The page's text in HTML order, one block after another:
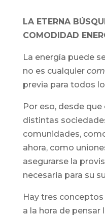
LA ETERNA
COMODIDAD
La energía puede
no es cualquier
previa para todos
Por eso, desde
distintas
comunidades,
ahora, como
asegurarse la
necesaria para su
Hay tres
a la hora de pensar